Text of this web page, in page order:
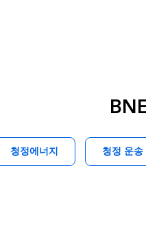
청정에너지 청정 운송